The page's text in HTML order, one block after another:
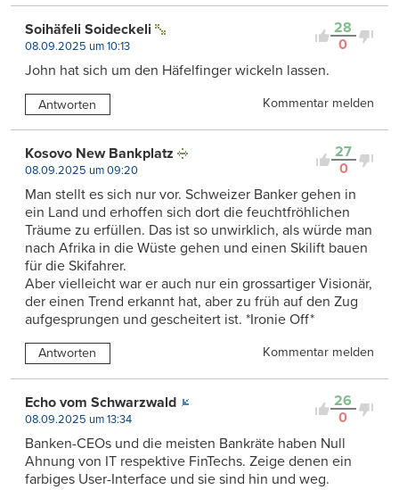
28
0
Soihäfeli Soideckeli
08.09.2025 um 10:13
John hat sich um den Häfelfinger wickeln lassen.
Antworten Kommentar melden
27
0
Kosovo New Bankplatz
08.09.2025 um 09:20
Man stellt es sich nur vor. Schweizer Banker gehen in
ein Land und erhoffen sich dort die feuchtfröhlichen
Träume zu erfüllen. Das ist so unwirklich, als würde man
nach Afrika in die Wüste gehen und einen Skilift bauen
für die Skifahrer.
Aber vielleicht war er auch nur ein grossartiger Visionär,
der einen Trend erkannt hat, aber zu früh auf den Zug
aufgesprungen und gescheitert ist. *Ironie Off*
Antworten Kommentar melden
26
0
Echo vom Schwarzwald
08.09.2025 um 13:34
Banken-CEOs und die meisten Bankräte haben Null
Ahnung von IT respektive FinTechs. Zeige denen ein
farbiges User-Interface und sie sind hin und weg.